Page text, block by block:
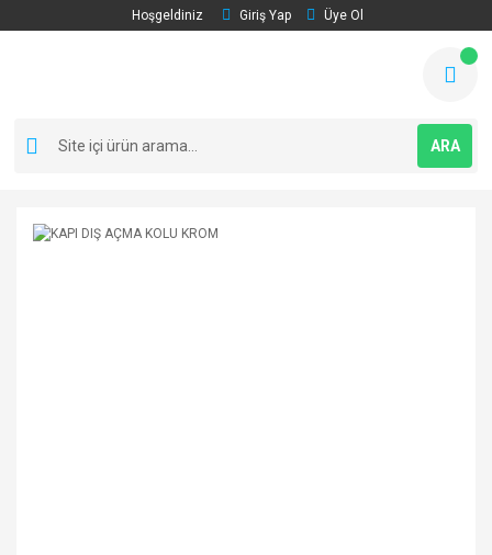
Hoşgeldiniz Giriş Yap Üye Ol
ARA